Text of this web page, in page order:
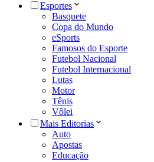
Esportes
Basquete
Copa do Mundo
eSports
Famosos do Esporte
Futebol Nacional
Futebol Internacional
Lutas
Motor
Tênis
Vôlei
Mais Editorias
Auto
Apostas
Educação